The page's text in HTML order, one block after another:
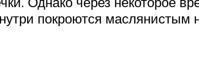
покроются маслянистым